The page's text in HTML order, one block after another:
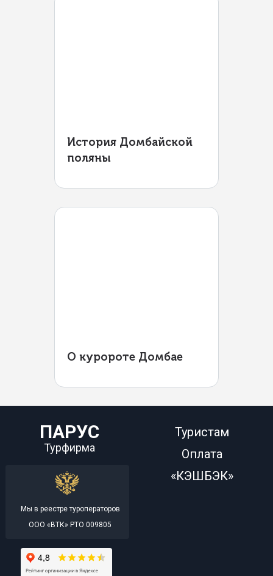
История Домбайской
поляны
О куророте Домбае
ПАРУС
Турфирма
Мы в реестре туроператоров
ООО «ВТК» РТО 009805
Туристам
Оплата
«КЭШБЭК»